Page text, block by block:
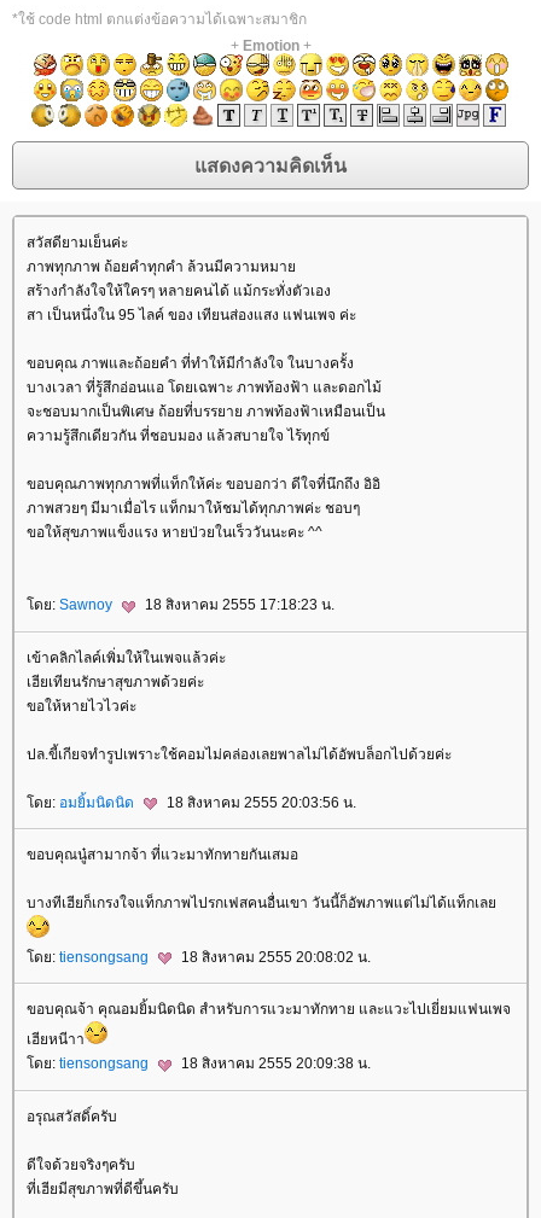
*ใช้ code html ตกแต่งข้อความได้เฉพาะสมาชิก
+ Emotion+
สวัสดียามเย็นค่ะ
ภาพทุกภาพ ถ้อยคำทุกคำ ล้วนมีความหมา
สร้างกำลังใจให้ใครๆ หลายคนได้ แม้กระทั่งตัวเอง
สา เป็นหนึ่งใน 95 ไลค์ ของ เทียนส่องแสง แฟนเพจ ค่ะ
ขอบคุณ ภาพและถ้อยคำ ที่ทำให้มีกำลังใจ ในบางครั้ง
บางเวลา ที่รู้สึกอ่อนแอ โดยเฉพาะ ภาพท้องฟ้า และดอกไม้
จะชอบมากเป็นพิเศษ ถ้อยที่บรรยาย ภาพท้องฟ้าเหมือนเป็น
ความรู้สึกเดียวกัน ที่ชอบมอง แล้วสบายใจ ไร้ทุกข์
ขอบคุณภาพทุกภาพที่แท็กให้ค่ะ ขอบอกว่า ดีใจที่นึกถึง อิอิ
ภาพสวยๆ มีมาเมื่อไร แท็กมาให้ชมได้ทุกภาพค่ะ ชอบๆ
ขอให้สุขภาพแข็งแรง หายป่วยในเร็ววันนะคะ ^^
ดย: Sawnoy 18 สิงหาคม 2555 17:18:23 น.
เข้าคลิกไลค์เพิ่มให้ในเพจแล้วค่ะ
เฮียเทียนรักษาสุขภาพด้วยค่ะ
ขอให้หายไวไวค่ะ
ปล.ขี้เกียจทำรูปเพราะใช้คอมไม่คล่องเลยพาลไม่ได้อัพบล็อกไปด้วยค่ะ
ดย: อมยิ้มนิดนิด 18 สิงหาคม 2555 20:03:56 น.
ขอบคุณนู๋สามากจ้า ที่แวะมาทักทายกันเสมอ
บางทีเฮียก็เกรงใจแท็กภาพไปรกเฟสคนอื่นเขา วันนี้ก็อัพภาพแต่ไม่ได้แท็กเล
ดย: tiensongsang 18 สิงหาคม 2555 20:08:02 น.
ขอบคุณจ้า คุณอมยิ้มนิดนิด สำหรับการแวะมาทักทาย และแวะไปเยี่ยมแฟนเพจ
เฮียหนีาา
ดย: tiensongsang 18 สิงหาคม 2555 20:09:38 น.
อรุณสวัสดิ์ครับ
ดีใจด้วยจริงๆครับ
ที่เฮียมีสุขภาพที่ดีขึ้นครับ